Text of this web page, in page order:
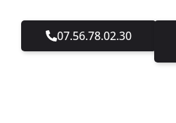
07.56.78.02.30